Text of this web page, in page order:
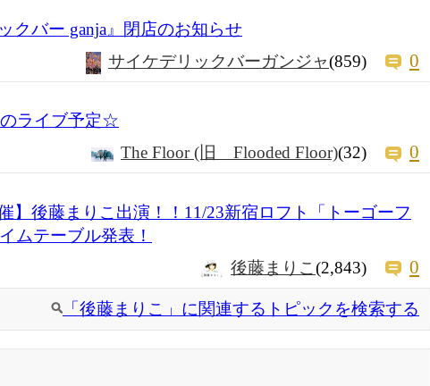
クバー ganja』閉店のお知らせ
サイケデリックバーガンジャ(859) 0
ライブ予定☆
The Floor (旧 Flooded Floor)(32) 0
】後藤まりこ出演！！11/23新宿ロフト「トーゴーフ
ムテーブル発表！
後藤まりこ (2,843) 0
「後藤まりこ」に関連するトピックを検索する